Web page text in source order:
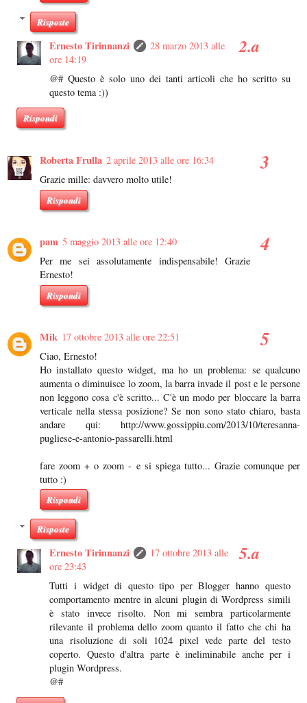
Risposte
Ernesto Tirinnanzi
28 marzo 2013 alle
ore 14:19
@# Questo è solo uno dei tanti articoli che ho scritto su
questo tema :))
Rispondi
Roberta Frulla 2 aprile 2013 alle ore 16:34
Grazie mille: davvero molto utile!
Rispondi
pam 5 maggio 2013 alle ore 12:40
Per me sei assolutamente indispensabile! Grazie
Ernesto!
Rispondi
Mik 17 ottobre 2013 alle ore 22:51
Ciao, Ernesto!
Ho installato questo widget, ma ho un problema: se qualcuno
aumenta o diminuisce lo zoom, la barra invade il post e le persone
non leggono cosa c'è scritto... C'è un modo per bloccare la barra
verticale nella stessa posizione? Se non sono stato chiaro, basta
andare qui: http://www.gossippiu.com/2013/10/teresanna-
pugliese-e-antonio-passarelli.html
fare zoom + o zoom - e si spiega tutto... Grazie comunque per
tutto :)
Rispondi
Risposte
Ernesto Tirinnanzi
17 ottobre 2013 alle
ore 23:43
Tutti i widget di questo tipo per Blogger hanno questo
comportamento mentre in alcuni plugin di Wordpress simili
è stato invece risolto. Non mi sembra particolarmente
rilevante il problema dello zoom quanto il fatto che chi ha
una risoluzione di soli 1024 pixel vede parte del testo
coperto. Questo d'altra parte è ineliminabile anche per i
plugin Wordpress.
@#